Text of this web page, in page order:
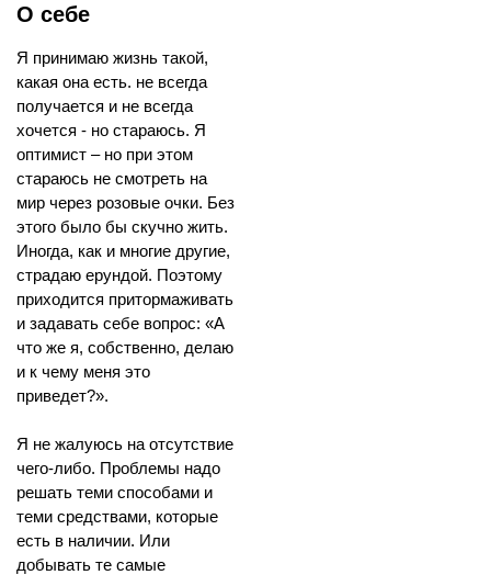
О себе
Я принимаю жизнь такой,
какая она есть. не всегда
получается и не всегда
хочется - но стараюсь. Я
оптимист – но при этом
стараюсь не смотреть на
мир через розовые очки. Без
этого было бы скучно жить.
Иногда, как и многие другие,
страдаю ерундой. Поэтому
приходится притормаживать
и задавать себе вопрос: «А
что же я, собственно, делаю
и к чему меня это
приведет?».
Я не жалуюсь на отсутствие
чего-либо. Проблемы надо
решать теми способами и
теми средствами, которые
есть в наличии. Или
добывать те самые